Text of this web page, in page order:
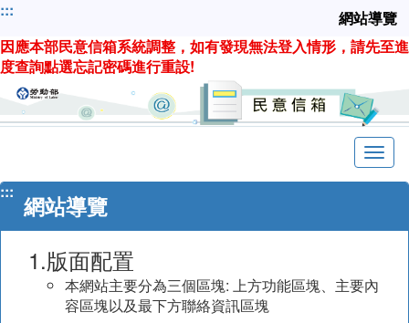
跳
主
要
:::
網站導覽
因應本部民意信箱系統調整，如有發現無法登入情形，請先至進
度查詢點選忘記密碼進行重設!
::: 網站導覽
1.版面配置
本網站主要分為三個區塊: 上方功能區塊、主要內
容區塊以及最下方聯絡資訊區塊